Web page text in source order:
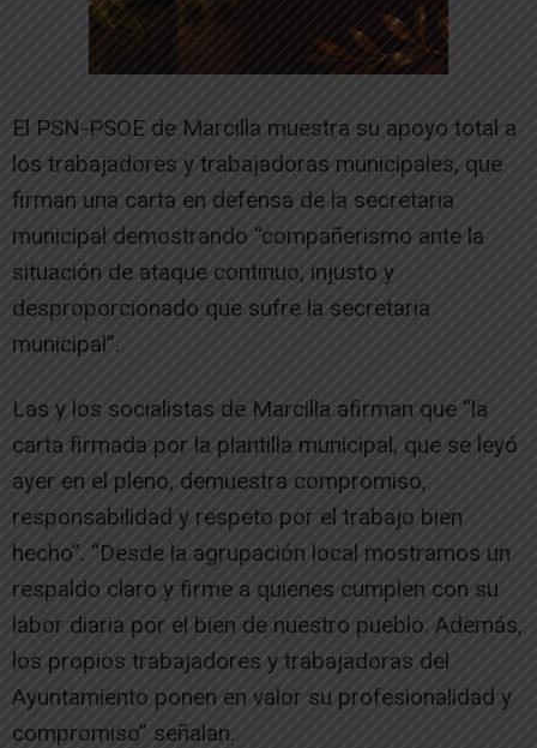
El PSN-PSOE de Marcilla muestra su apoyo total a
los trabajadores y trabajadoras municipales, que
firman una carta en defensa de la secretaria
municipal demostrando “compañerismo ante la
situación de ataque continuo, injusto y
desproporcionado que sufre la secretaria
municipal”.
Las y los socialistas de Marcilla afirman que “la
carta firmada por la plantilla municipal, que se leyó
ayer en el pleno, demuestra compromiso,
responsabilidad y respeto por el trabajo bien
hecho”. “Desde la agrupación local mostramos un
respaldo claro y firme a quienes cumplen con su
labor diaria por el bien de nuestro pueblo. Además,
los propios trabajadores y trabajadoras del
Ayuntamiento ponen en valor su profesionalidad y
compromiso” señalan.